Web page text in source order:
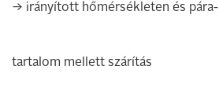
→ irányított hőmérsékleten és pára-
tartalom mellett szárítás